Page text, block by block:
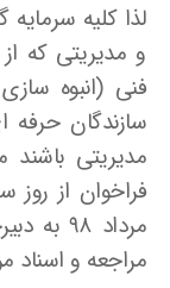
لذا کلیه
و مدیریتی که
فنی (انبوه
سازندگان
مدیریتی باشند
مرداد
مراجعه و اسناد